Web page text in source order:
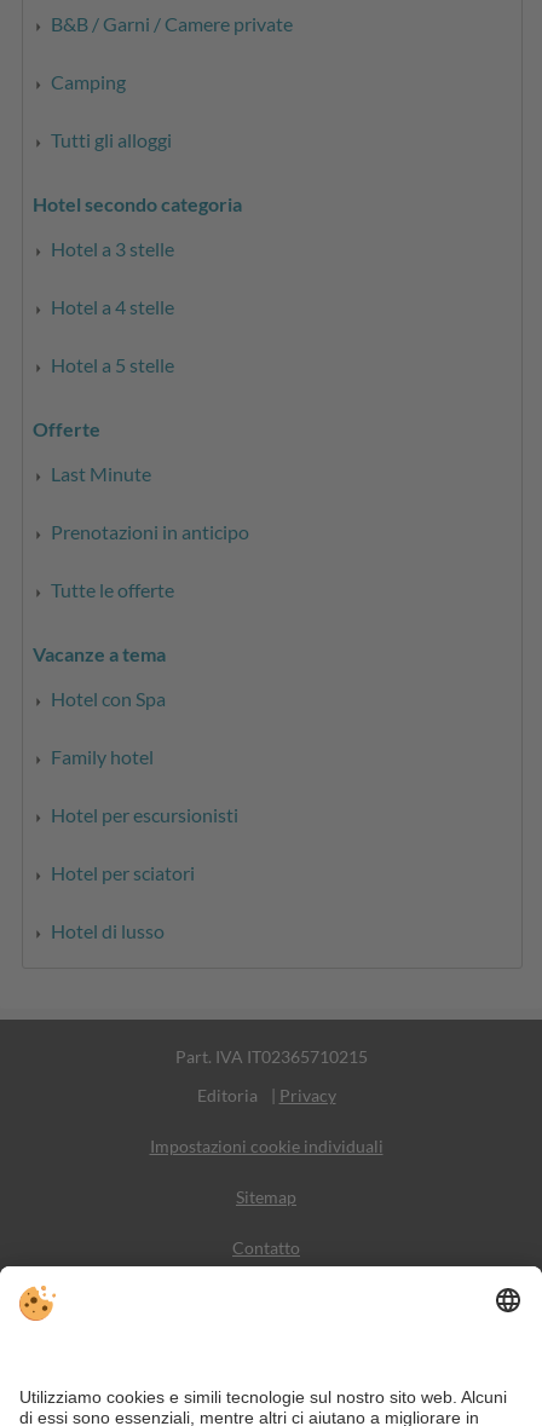
B&B / Garni / Camere private
Camping
Tutti gli alloggi
Hotel secondo categoria
Hotel a 3 stelle
Hotel a 4 stelle
Hotel a 5 stelle
Offerte
Last Minute
Prenotazioni in anticipo
Tutte le offerte
Vacanze a tema
Hotel con Spa
Family hotel
Hotel per escursionisti
Hotel per sciatori
Hotel di lusso
Part. IVA IT02365710215
Editoria
| Privacy
Impostazioni cookie individuali
Sitemap
Contatto